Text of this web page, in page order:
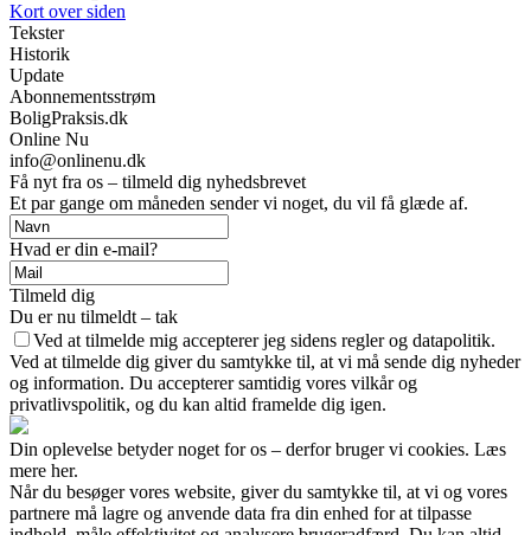
Kort over siden
Tekster
Historik
Update
Abonnementsstrøm
BoligPraksis.dk
Online Nu
info@onlinenu.dk
Få nyt fra os – tilmeld dig nyhedsbrevet
Et par gange om måneden sender vi noget, du vil få glæde af.
Hvad er din e-mail?
Tilmeld dig
Du er nu tilmeldt – tak
Ved at tilmelde mig accepterer jeg sidens regler og datapolitik.
Ved at tilmelde dig giver du samtykke til, at vi må sende dig nyheder
og information. Du accepterer samtidig vores vilkår og
privatlivspolitik, og du kan altid framelde dig igen.
Din oplevelse betyder noget for os – derfor bruger vi cookies. Læs
mere her.
Når du besøger vores website, giver du samtykke til, at vi og vores
partnere må lagre og anvende data fra din enhed for at tilpasse